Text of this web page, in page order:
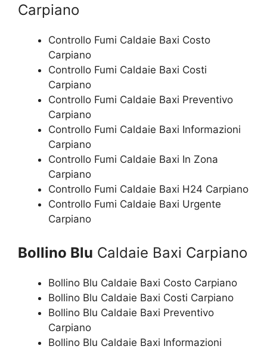
Carpiano
Controllo Fumi Caldaie Baxi Costo
Carpiano
Controllo Fumi Caldaie Baxi Costi
Carpiano
Controllo Fumi Caldaie Baxi Preventivo
Carpiano
Controllo Fumi Caldaie Baxi Informazioni
Carpiano
Controllo Fumi Caldaie Baxi In Zona
Carpiano
Controllo Fumi Caldaie Baxi H24 Carpiano
Controllo Fumi Caldaie Baxi Urgente
Carpiano
Bollino Blu Caldaie Baxi Carpiano
Bollino Blu Caldaie Baxi Costo Carpiano
Bollino Blu Caldaie Baxi Costi Carpiano
Bollino Blu Caldaie Baxi Preventivo
Carpiano
Bollino Blu Caldaie Baxi Informazioni